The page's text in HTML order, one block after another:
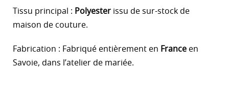
Tissu principal : Polyester issu de sur-stock de
maison de couture.
Fabrication : Fabriqué entièrement en France en
Savoie, dans l’atelier de mariée.